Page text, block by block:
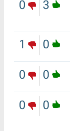
3
0
0
1
0
0
0
0